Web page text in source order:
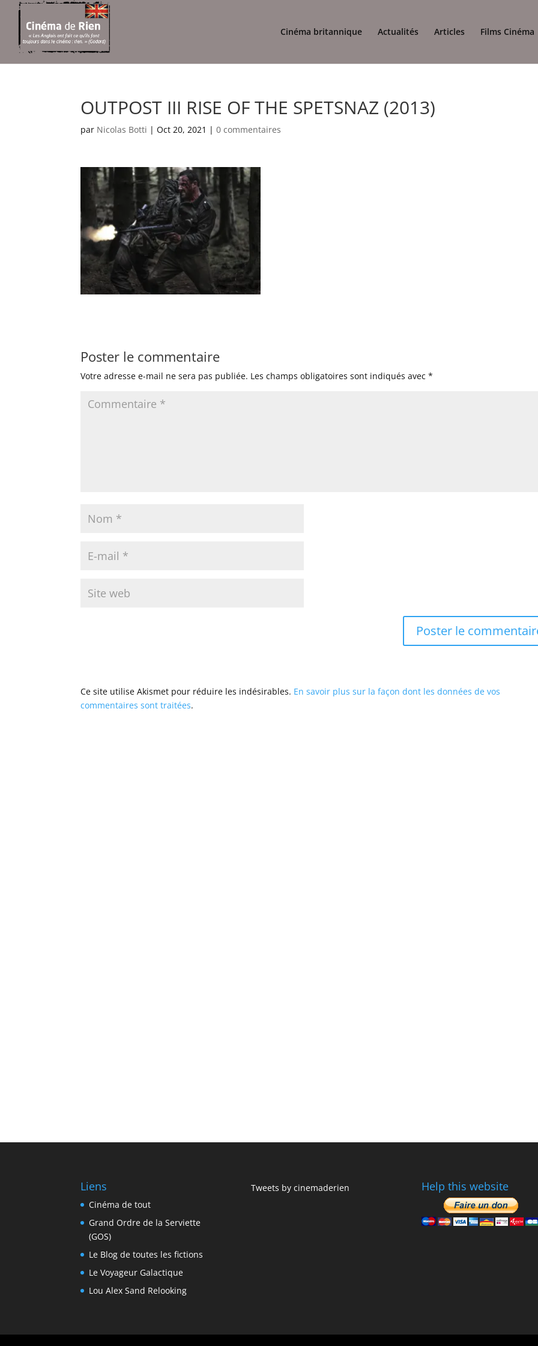
Cinéma britannique Actualités Articles Films Cinéma
OUTPOST III RISE OF THE SPETSNAZ (2013)
par Nicolas Botti |Oct 20, 2021 |0 commentaires
Poster le commentaire
Votre adresse e-mail ne sera pas publiée. Les champs obligatoires sont indiqués avec*
Ce site utilise Akismet pour réduire les indésirables. En savoir plus sur la façon dont les données de vos
commentaires sont traitées.
Liens
Cinéma de tout
Grand Ordre de la Serviette
(GOS)
Le Blog de toutes les fictions
Le Voyageur Galactique
Lou Alex Sand Relooking
Tweets by cinemaderien Help this website